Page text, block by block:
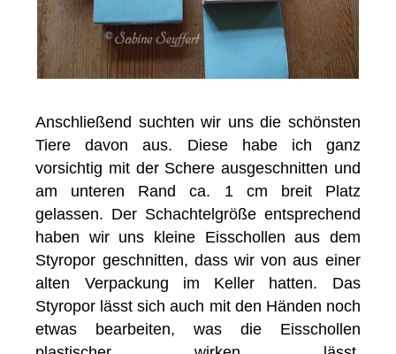
Anschließend suchten wir uns die schönsten
Tiere davon aus. Diese habe ich ganz
vorsichtig mit der Schere ausgeschnitten und
am unteren Rand ca. 1 cm breit Platz
gelassen. Der Schachtelgröße entsprechend
haben wir uns kleine Eisschollen aus dem
Styropor geschnitten, dass wir von aus einer
alten Verpackung im Keller hatten. Das
Styropor lässt sich auch mit den Händen noch
etwas bearbeiten, was die Eisschollen